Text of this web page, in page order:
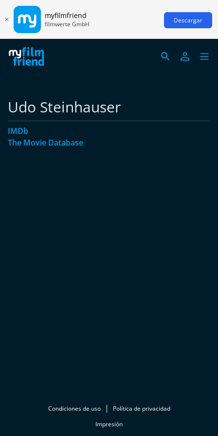
myfilmfriend
filmwerte GmbH Descargar
Udo Steinhauser
IMDb
The Movie Database
Condiciones de uso
Política de privacidad
Impresión